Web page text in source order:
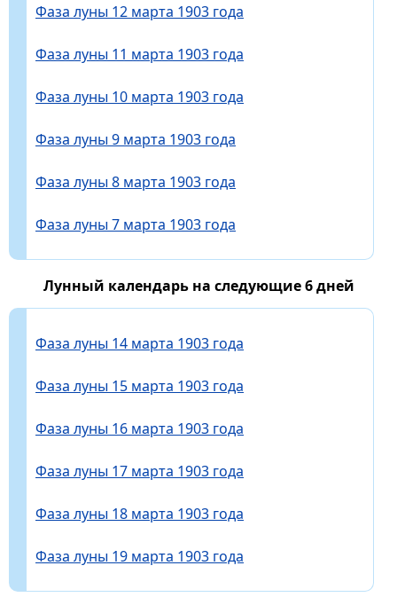
Фаза луны 12 марта 1903 года
Фаза луны 11 марта 1903 года
Фаза луны 10 марта 1903 года
Фаза луны 9 марта 1903 года
Фаза луны 8 марта 1903 года
Фаза луны 7 марта 1903 года
Лунный календарь на следующие 6 дней
Фаза луны 14 марта 1903 года
Фаза луны 15 марта 1903 года
Фаза луны 16 марта 1903 года
Фаза луны 17 марта 1903 года
Фаза луны 18 марта 1903 года
Фаза луны 19 марта 1903 года